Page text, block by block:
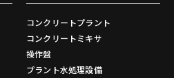
コンクリートプラント
コンクリートミキサ
操作盤
プラント水処理設備